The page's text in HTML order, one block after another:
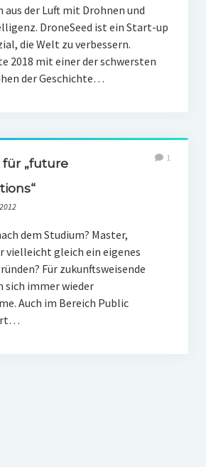
aus der Luft mit Drohnen und
DroneSeed ist ein Start-up
die Welt zu verbessern.
2018 mit einer der schwersten
der Geschichte…
für „future
1
dem Studium? Master,
vielleicht gleich ein eigenes
Für zukunftsweisende
sich immer wieder
Auch im Bereich Public